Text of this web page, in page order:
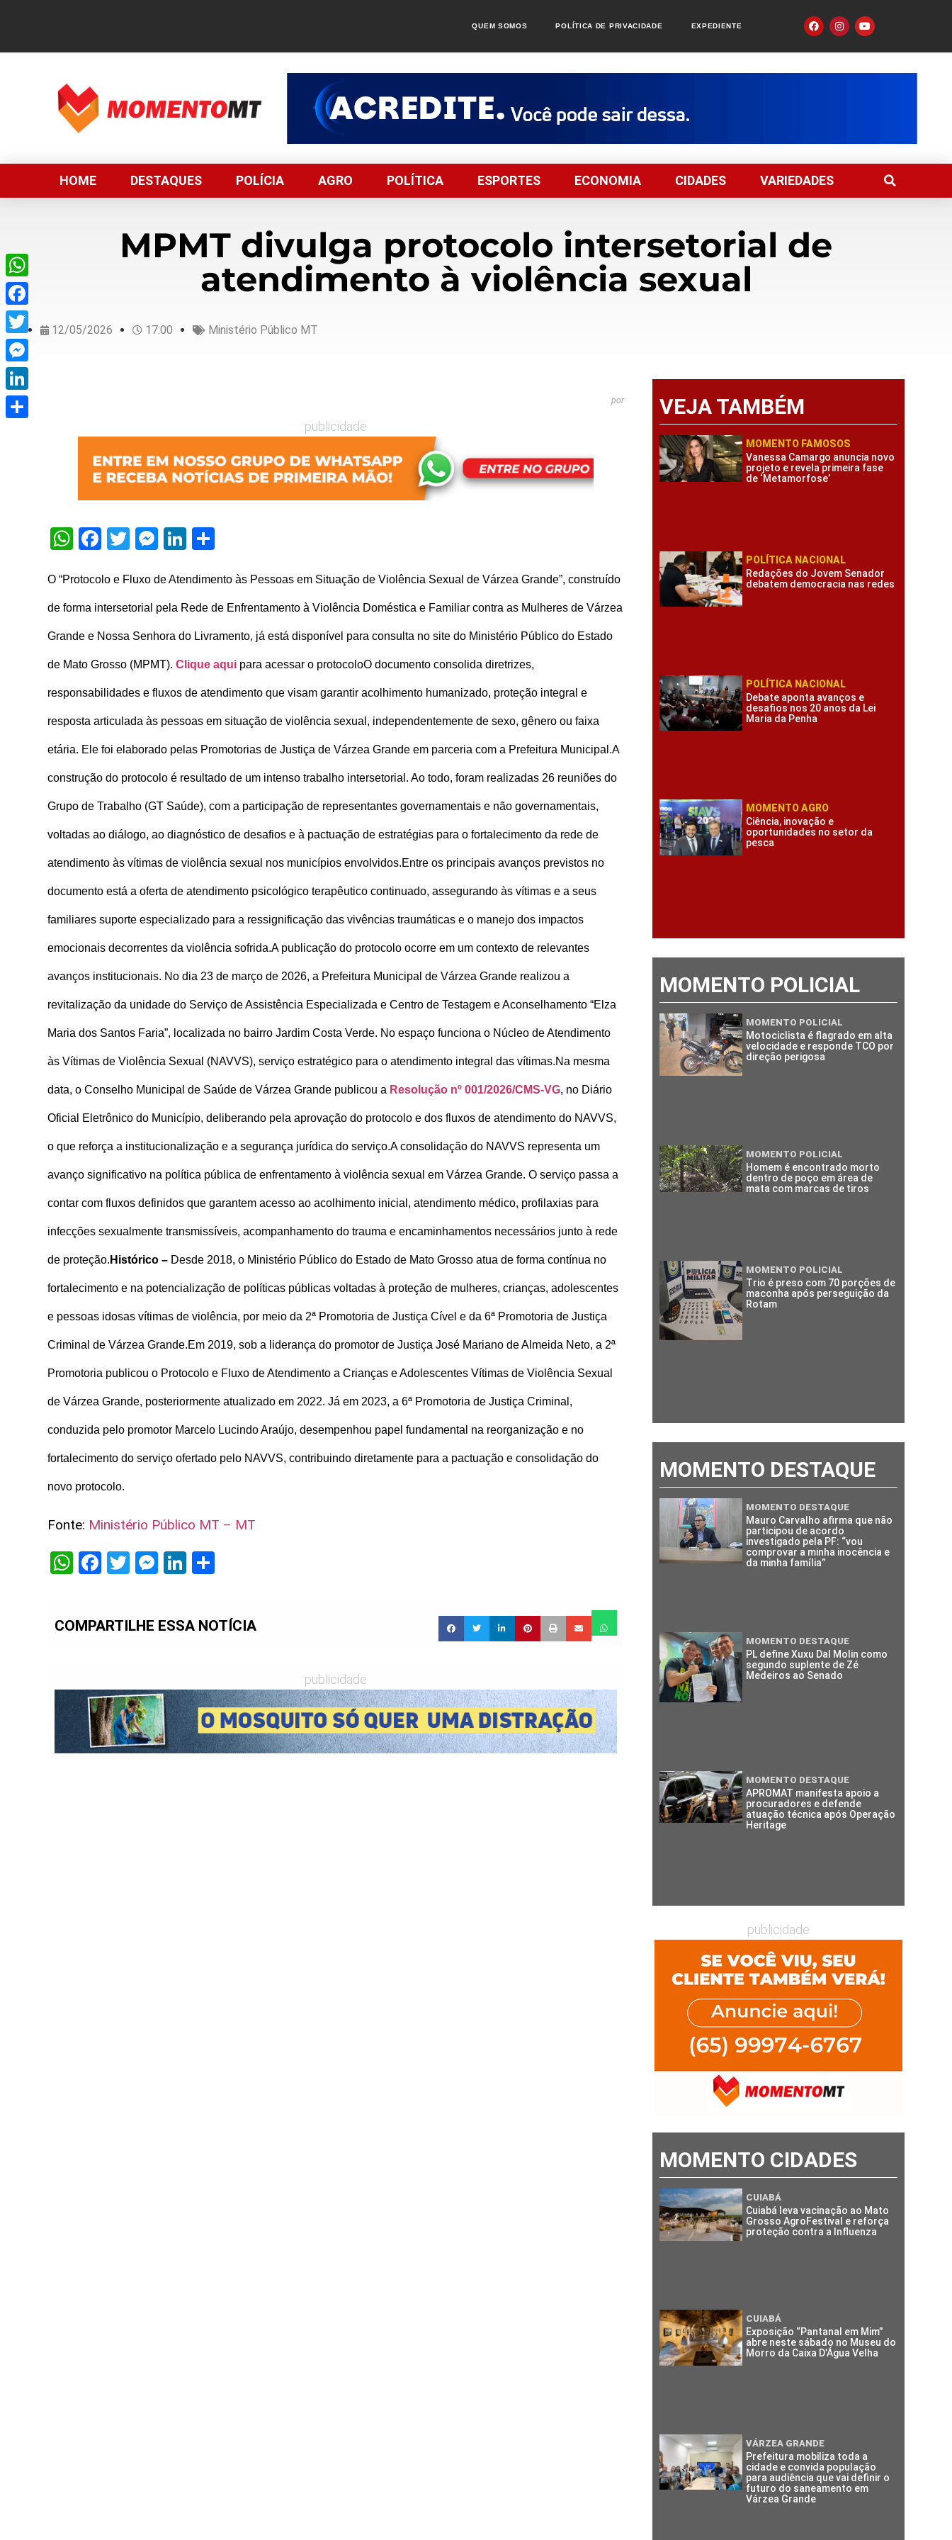
QUEM SOMOS POLÍTICA DE PRIVACIDADE EXPEDIENTE
HOME DESTAQUES POLÍCIA AGRO POLÍTICA ESPORTES ECONOMIA CIDADES VARIEDADES
MPMT divulga protocolo intersetorial de
atendimento à violência sexual
12/05/2026 17:00 Ministério Público MT
por
publicidade
WhatsApp
Facebook
TwitterMessenger
LinkedIn
O “Protocolo e Fluxo de Atendimento às Pessoas em Situação de Violência Sexual de Várzea Grande”, construído
de forma intersetorial pela Rede de Enfrentamento à Violência Doméstica e Familiar contra as Mulheres de Várzea
Grande e Nossa Senhora do Livramento, já está disponível para consulta no site do Ministério Público do Estado
de Mato Grosso (MPMT). Clique aqui para acessar o protocoloO documento consolida diretrizes,
responsabilidades e fluxos de atendimento que visam garantir acolhimento humanizado, proteção integral e
resposta articulada às pessoas em situação de violência sexual, independentemente de sexo, gênero ou faixa
etária. Ele foi elaborado pelas Promotorias de Justiça de Várzea Grande em parceria com a Prefeitura Municipal.A
construção do protocolo é resultado de um intenso trabalho intersetorial. Ao todo, foram realizadas 26 reuniões do
Grupo de Trabalho (GT Saúde), com a participação de representantes governamentais e não governamentais,
voltadas ao diálogo, ao diagnóstico de desafios e à pactuação de estratégias para o fortalecimento da rede de
atendimento às vítimas de violência sexual nos municípios envolvidos.Entre os principais avanços previstos no
documento está a oferta de atendimento psicológico terapêutico continuado, assegurando às vítimas e a seus
familiares suporte especializado para a ressignificação das vivências traumáticas e o manejo dos impactos
emocionais decorrentes da violência sofrida.A publicação do protocolo ocorre em um contexto de relevantes
avanços institucionais. No dia 23 de março de 2026, a Prefeitura Municipal de Várzea Grande realizou a
revitalização da unidade do Serviço de Assistência Especializada e Centro de Testagem e Aconselhamento “Elza
Maria dos Santos Faria”, localizada no bairro Jardim Costa Verde. No espaço funciona o Núcleo de Atendimento
às Vítimas de Violência Sexual (NAVVS), serviço estratégico para o atendimento integral das vítimas.Na mesma
data, o Conselho Municipal de Saúde de Várzea Grande publicou a Resolução nº 001/2026/CMS-VG, no Diário
Oficial Eletrônico do Município, deliberando pela aprovação do protocolo e dos fluxos de atendimento do NAVVS,
o que reforça a institucionalização e a segurança jurídica do serviço.A consolidação do NAVVS representa um
avanço significativo na política pública de enfrentamento à violência sexual em Várzea Grande. O serviço passa a
contar com fluxos definidos que garantem acesso ao acolhimento inicial, atendimento médico, profilaxias para
infecções sexualmente transmissíveis, acompanhamento do trauma e encaminhamentos necessários junto à rede
de proteção. Histórico – Desde 2018, o Ministério Público do Estado de Mato Grosso atua de forma contínua no
fortalecimento e na potencialização de políticas públicas voltadas à proteção de mulheres, crianças, adolescentes
e pessoas idosas vítimas de violência, por meio da 2ª Promotoria de Justiça Cível e da 6ª Promotoria de Justiça
Criminal de Várzea Grande.Em 2019, sob a liderança do promotor de Justiça José Mariano de Almeida Neto, a 2ª
Promotoria publicou o Protocolo e Fluxo de Atendimento a Crianças e Adolescentes Vítimas de Violência Sexual
de Várzea Grande, posteriormente atualizado em 2022. Já em 2023, a 6ª Promotoria de Justiça Criminal,
conduzida pelo promotor Marcelo Lucindo Araújo, desempenhou papel fundamental na reorganização e no
fortalecimento do serviço ofertado pelo NAVVS, contribuindo diretamente para a pactuação e consolidação do
novo protocolo.
Fonte: Ministério Público MT – MT
WhatsApp
Facebook
TwitterMessenger
LinkedIn
COMPARTILHE ESSA NOTÍCIA
publicidade
VEJA TAMBÉM
MOMENTO FAMOSOS
Vanessa Camargo anuncia novo
projeto e revela primeira fase
de ‘Metamorfose’
POLÍTICA NACIONAL
Redações do Jovem Senador
debatem democracia nas redes
POLÍTICA NACIONAL
Debate aponta avanços e
desafios nos 20 anos da Lei
Maria da Penha
MOMENTO AGRO
Ciência, inovação e
oportunidades no setor da
pesca
MOMENTO POLICIAL
MOMENTO POLICIAL
Motociclista é flagrado em alta
velocidade e responde TCO por
direção perigosa
MOMENTO POLICIAL
Homem é encontrado morto
dentro de poço em área de
mata com marcas de tiros
MOMENTO POLICIAL
Trio é preso com 70 porções de
maconha após perseguição da
Rotam
MOMENTO DESTAQUE
MOMENTO DESTAQUE
Mauro Carvalho afirma que não
participou de acordo
investigado pela PF: “vou
comprovar a minha inocência e
da minha família”
MOMENTO DESTAQUE
PL define Xuxu Dal Molin como
segundo suplente de Zé
Medeiros ao Senado
MOMENTO DESTAQUE
APROMAT manifesta apoio a
procuradores e defende
atuação técnica após Operação
Heritage
publicidade
MOMENTO CIDADES
CUIABÁ
Cuiabá leva vacinação ao Mato
Grosso AgroFestival e reforça
proteção contra a Influenza
CUIABÁ
Exposição “Pantanal em Mim”
abre neste sábado no Museu do
Morro da Caixa D’Água Velha
VÁRZEA GRANDE
Prefeitura mobiliza toda a
cidade e convida população
para audiência que vai definir o
futuro do saneamento em
Várzea Grande
WhatsApp
Facebook
Twitter
Messenger
LinkedIn